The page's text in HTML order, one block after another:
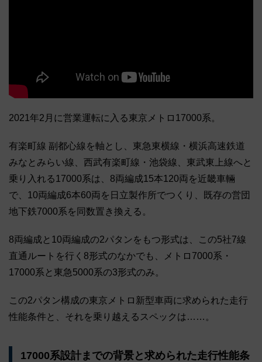
2021年2月に営業運転に入る東京メトロ17000系。
有楽町線 副都心線を軸とし、東急東横線・横浜高速鉄道
みなとみらい線、西武有楽町線・池袋線、東武東上線へと
乗り入れる17000系は、8両編成15本120両を近畿車輛
で、10両編成6本60両を日立製作所でつくり、既存の営団
地下鉄7000系を同数置き換える。
8両編成と10両編成の2パタンをもつ形式は、この5社7線
直通ルートを行く8形式のなかでも、メトロ7000系・
17000系と東急5000系の3形式のみ。
この2パタン構成の東京メトロ新型車両に求められた走行
性能条件と、それを乗り越えるスペックは……。
17000系設計までの背景と求められた走行性能条